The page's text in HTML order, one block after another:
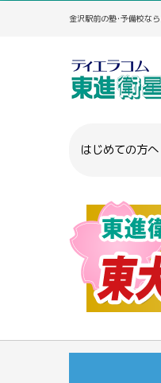
金沢駅前の塾･予備校な
はじめての方へ